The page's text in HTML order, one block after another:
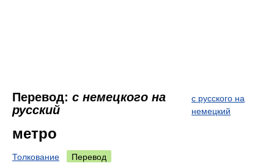
Перевод: с немецкого на
русский
с русского на
немецкий
метро
Толкование Перевод